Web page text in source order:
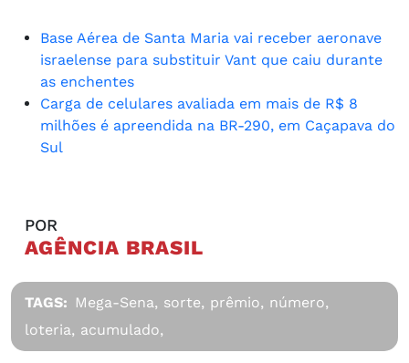
Base Aérea de Santa Maria vai receber aeronave
israelense para substituir Vant que caiu durante
as enchentes
Carga de celulares avaliada em mais de R$ 8
milhões é apreendida na BR-290, em Caçapava do
Sul
POR
AGÊNCIA BRASIL
TAGS: Mega-Sena, sorte, prêmio, número,
loteria, acumulado,